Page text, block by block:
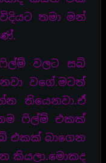
තමා මන්
වලට සබ්
වගේ.මටත්
තියෙනවා.ඒ
ෆිල්ම් එකක්
එකක් බාගෙන
කියලා.මොකද